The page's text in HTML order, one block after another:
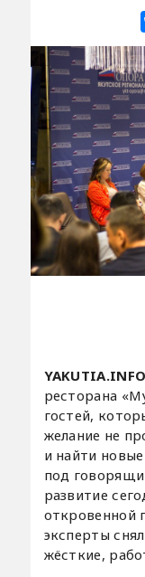
ресторана
гостей,
желание не
и найти
под
развитие
откровенной
эксперты
жёсткие,